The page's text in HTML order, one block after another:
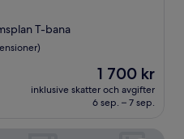
T-bana
Priset
är
1 700 kr
1 700 kr
inklusive skatter och avgifter
6 sep. – 7 sep.